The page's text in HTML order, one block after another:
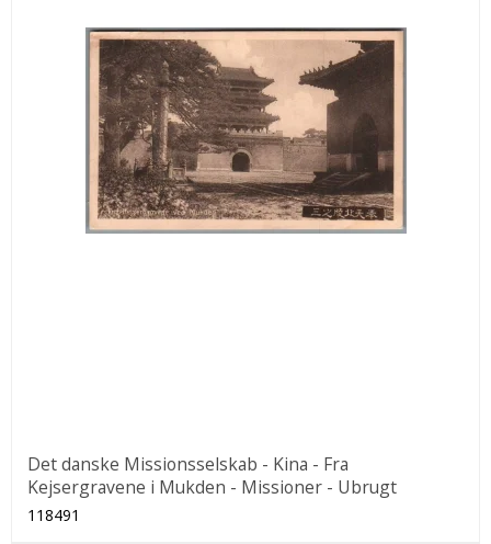
Det danske Missionsselskab - Kina - Fra
Kejsergravene i Mukden - Missioner - Ubrugt
118491